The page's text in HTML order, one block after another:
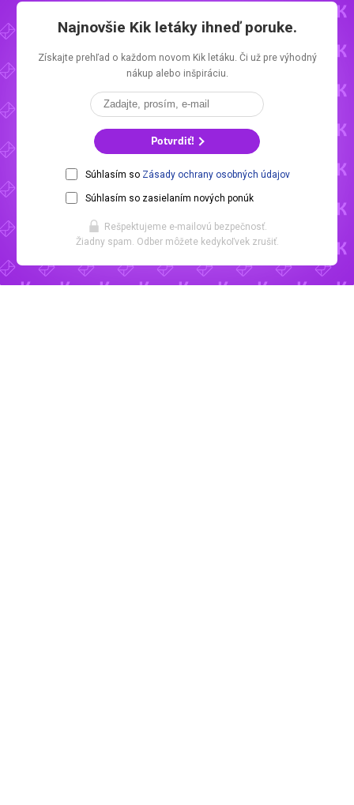
Najnovšie Kik letákyihneď poruke.
Získajte prehľad o každom novom Kik letáku. Či už pre výhodný
nákup alebo inšpiráciu.
Potvrdiť!
Súhlasím so Zásady ochrany osobných údajov
Súhlasím so zasielaním nových ponúk
Rešpektujeme e-mailovú bezpečnosť.
Žiadny spam. Odber môžete kedykoľvek zrušiť.